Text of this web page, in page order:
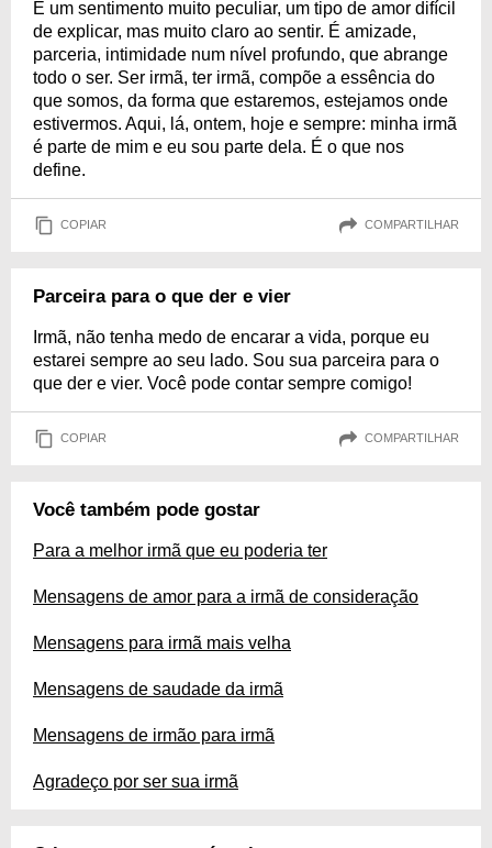
É um sentimento muito peculiar, um tipo de amor difícil
de explicar, mas muito claro ao sentir. É amizade,
parceria, intimidade num nível profundo, que abrange
todo o ser. Ser irmã, ter irmã, compõe a essência do
que somos, da forma que estaremos, estejamos onde
estivermos. Aqui, lá, ontem, hoje e sempre: minha irmã
é parte de mim e eu sou parte dela. É o que nos
define.
COPIAR COMPARTILHAR
Parceira para o que der e vier
Irmã, não tenha medo de encarar a vida, porque eu
estarei sempre ao seu lado. Sou sua parceira para o
que der e vier. Você pode contar sempre comigo!
COPIAR COMPARTILHAR
Você também pode gostar
Para a melhor irmã que eu poderia ter
Mensagens de amor para a irmã de consideração
Mensagens para irmã mais velha
Mensagens de saudade da irmã
Mensagens de irmão para irmã
Agradeço por ser sua irmã